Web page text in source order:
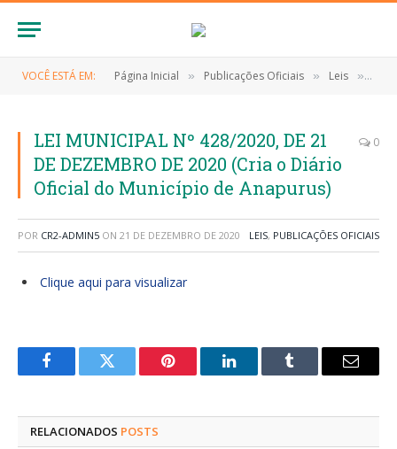
VOCÊ ESTÁ EM: Página Inicial » Publicações Oficiais » Leis »
LEI MUNICIPAL Nº 428/2020, DE 21
DE DEZEMBRO DE 2020 (Cria o Diário
Oficial do Município de Anapurus)
0
POR CR2-ADMIN5 ON 21 DE DEZEMBRO DE 2020 LEIS, PUBLICAÇÕES OFICIAIS
Clique aqui para visualizar
FacebookTwitter Pinterest LinkedInTumblr
E-
RELACIONADOS POSTS